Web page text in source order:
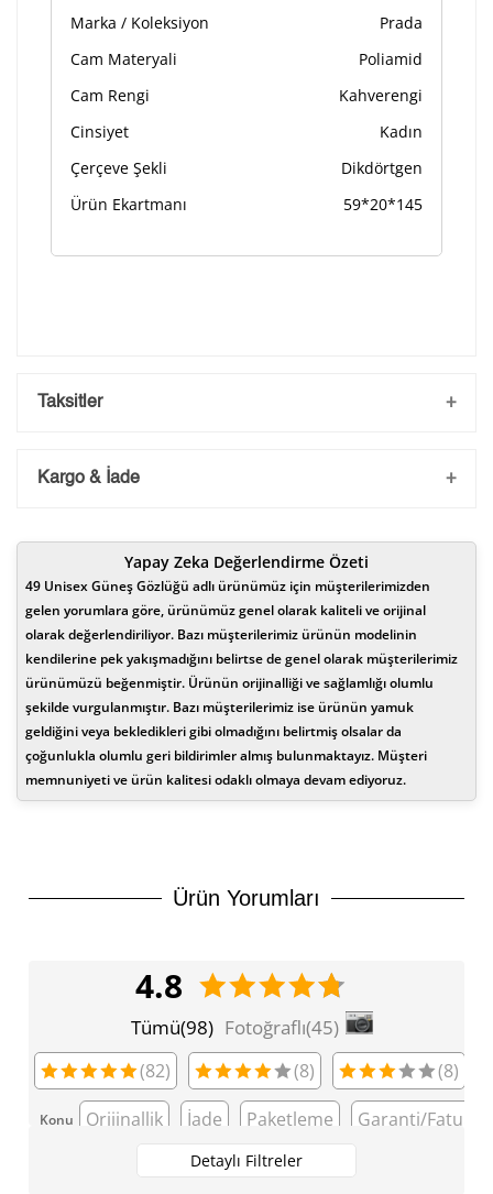
sebebi ile 1-2 iş günü uzamaktadır. Gravür İşlemi
tamamlandıktan sonra siparişiniz kargoya verilecektir.
Kişiselleştirilmiş
ürünlerde
Marka / Koleksiyon
Prada
Cam Materyali
Poliamid
Cam Rengi
Kahverengi
Cinsiyet
Kadın
Çerçeve Şekli
Dikdörtgen
Ürün Ekartmanı
59*20*145
Taksitler
Taksit Taksit Tutarı Toplam Tutar
Tek Çekim 18.770,00 ₺ 18.770,00 ₺
2 9.385,00 ₺ 18.770,00 ₺
3 6.565,23 ₺ 19.695,70 ₺
5.022,48 ₺ 20.089,91 ₺
22.318,67 ₺
Taksit Taksit Tutarı Toplam Tutar
Kargo & İade
- Sipariş gönderimi 3 iş günü içerisinde yapılmaktadır. Resmi
bayram ve hafta sonu verilen siparişler tatil bitiminde kargoya
verilir.
- İnternet mağazamızdan yapacağınız tüm alışverişlerde
Türkiye'nin her yerine ile 2.500₺ ve üzeri alışverişlerde kargo
ücretsiz gönderim sağlanmaktadır.
İade
- Kargonuz elinize ulaştığı tarihten itibaren 14 gün içerisinde
iade edebilirsiniz.
Yapay Zeka Değerlendirme Özeti
49 Unisex Güneş Gözlüğü adlı ürünümüz için müşterilerimizden
gelen yorumlara göre, ürünümüz genel olarak kaliteli ve orijinal
olarak değerlendiriliyor. Bazı müşterilerimiz ürünün modelinin
kendilerine pek yakışmadığını belirtse de genel olarak müşterilerimiz
ürünümüzü beğenmiştir. Ürünün orijinalliği ve sağlamlığı olumlu
şekilde vurgulanmıştır. Bazı müşterilerimiz ise ürünün yamuk
geldiğini veya bekledikleri gibi olmadığını belirtmiş olsalar da
çoğunlukla olumlu geri bildirimler almış bulunmaktayız. Müşteri
memnuniyeti ve ürün kalitesi odaklı olmaya devam ediyoruz.
Ürün Yorumları
4.8
Tümü(98) Fotoğraflı(45)
(82) (8) (8)
Konu Orijinallik İade Paketleme Garanti/Fatura
Detaylı Filtreler